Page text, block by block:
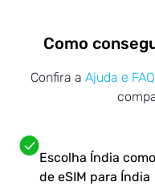
Como
Confira a Ajuda e
Escolha Índia
de eSIM para Índia